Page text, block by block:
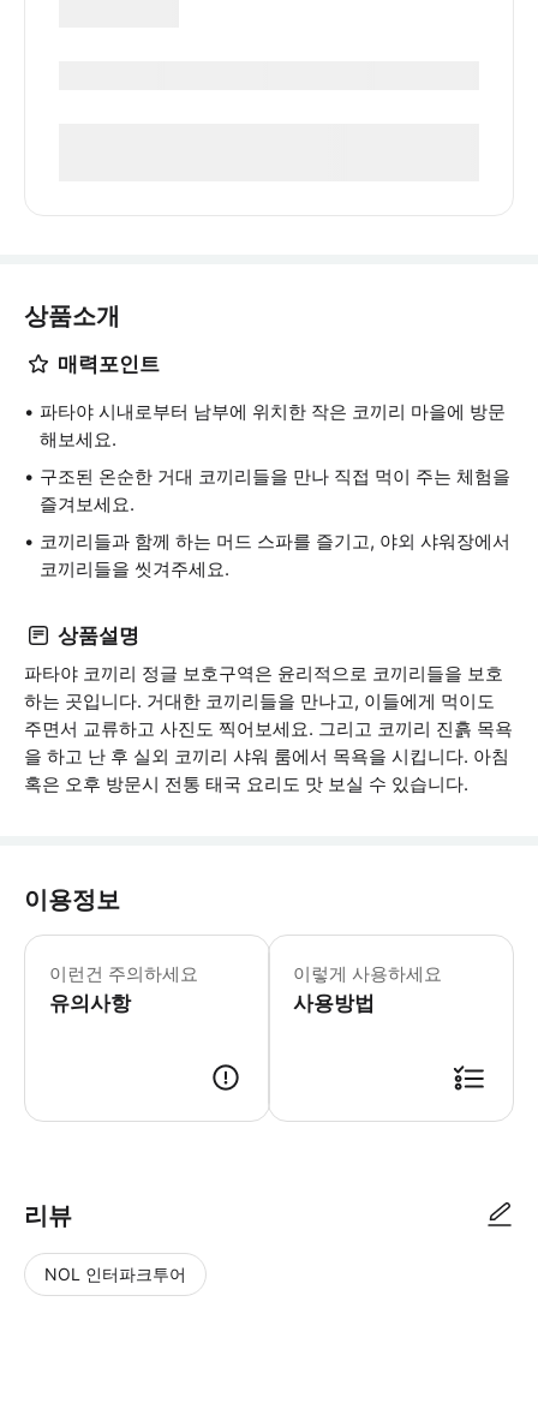
상품소개
매력포인트
파타야 시내로부터 남부에 위치한 작은 코끼리 마을에 방문
해보세요.
구조된 온순한 거대 코끼리들을 만나 직접 먹이 주는 체험을
즐겨보세요.
코끼리들과 함께 하는 머드 스파를 즐기고, 야외 샤워장에서
코끼리들을 씻겨주세요.
상품설명
파타야 코끼리 정글 보호구역은 윤리적으로 코끼리들을 보호
하는 곳입니다. 거대한 코끼리들을 만나고, 이들에게 먹이도
주면서 교류하고 사진도 찍어보세요. 그리고 코끼리 진흙 목욕
을 하고 난 후 실외 코끼리 샤워 룸에서 목욕을 시킵니다. 아침
혹은 오후 방문시 전통 태국 요리도 맛 보실 수 있습니다.
이용정보
이런건 주의하세요
유의사항
어린이 규정 -4세 미만 어린이는 무료
이렇게 사용하세요
사용방법
리뷰
NOL 인터파크투어